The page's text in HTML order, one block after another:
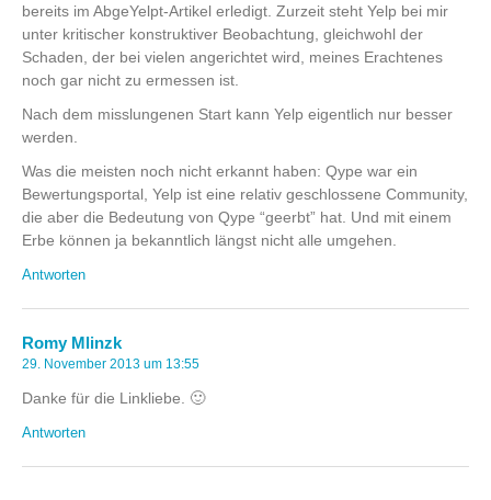
bereits im AbgeYelpt-Artikel erledigt. Zurzeit steht Yelp bei mir
unter kritischer konstruktiver Beobachtung, gleichwohl der
Schaden, der bei vielen angerichtet wird, meines Erachtenes
noch gar nicht zu ermessen ist.
Nach dem misslungenen Start kann Yelp eigentlich nur besser
werden.
Was die meisten noch nicht erkannt haben: Qype war ein
Bewertungsportal, Yelp ist eine relativ geschlossene Community,
die aber die Bedeutung von Qype “geerbt” hat. Und mit einem
Erbe können ja bekanntlich längst nicht alle umgehen.
Antworten
Romy Mlinzk
29. November 2013 um 13:55
Danke für die Linkliebe. 🙂
Antworten